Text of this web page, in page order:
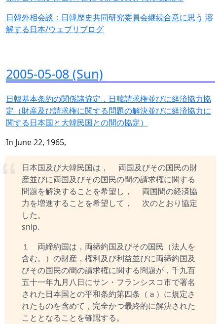
日韓外相会談：日韓歴史共同研究委員会継続合意に思う 溶
解する日本/ウェブリブログ
2005-05-08 (Sun)
日韓基本条約の関係諸協定，日韓請求権並びに経済協力協
定（財産及び請求権に関する問題の解決並びに経済協力に
関する日本国と大韓民国との間の協定）
In June 22, 1965,
日本国及び大韓民国は， 両国及びその国民の財
産並びに両国及びその国民の間の請求権に関する
問題を解決することを希望し， 両国間の経済協
力を増進することを希望して， 次のとおり協定
した。
snip.
１ 両締約国は，両締約国及びその国民（法人を
含む。）の財産，権利及び利益並びに両締約国及
びその国民の間の請求権に関する問題が，千九百
五十一年九月八日にサン・フランシスコ市で署名
された日本国との平和条約第四条（ａ）に規定さ
れたものを含めて，完全かつ最終的に解決された
こととなることを確認する。